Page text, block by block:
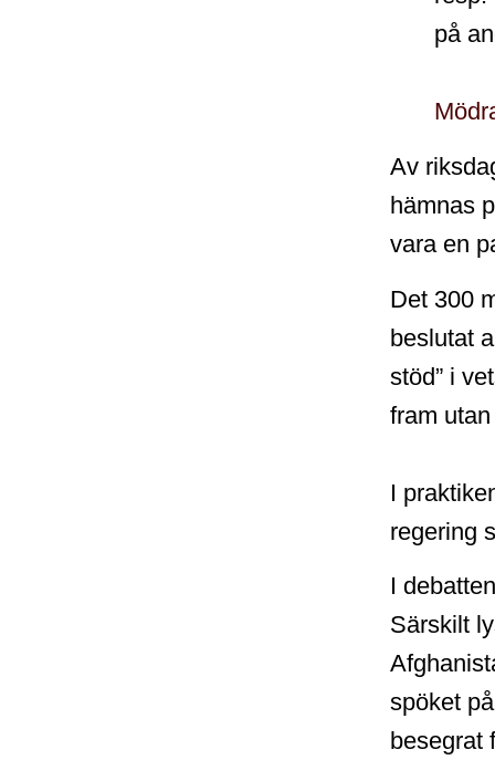
på
Av
hämnas
vara en
Det 300
beslutat
stöd” i
fram
I
regering
I
Särskilt
spöket
besegrat